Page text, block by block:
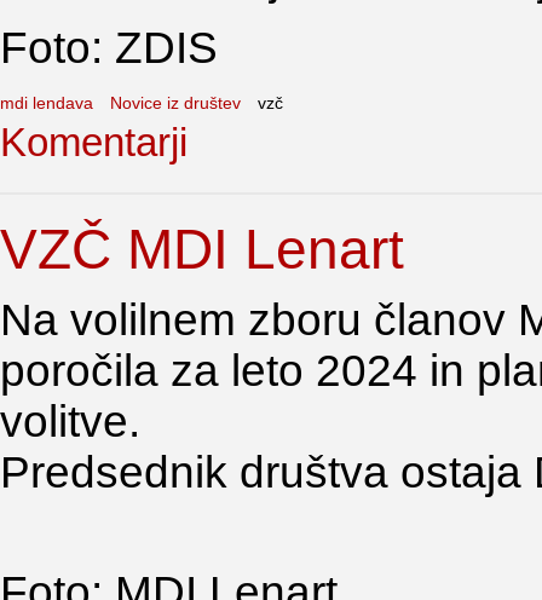
Foto: ZDIS
mdi lendava Novice iz društev vzč
Komentarji
VZČ MDI Lenart
Na volilnem zboru članov
poročila za leto 2024 in
volitve.
Predsednik društva ostaja